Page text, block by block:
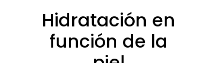
Hidratación en
función de la